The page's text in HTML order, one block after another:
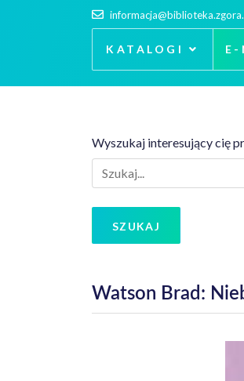
KATALOGI E-
Wyszukaj interesujący cię
SZUKAJ
Watson Brad: